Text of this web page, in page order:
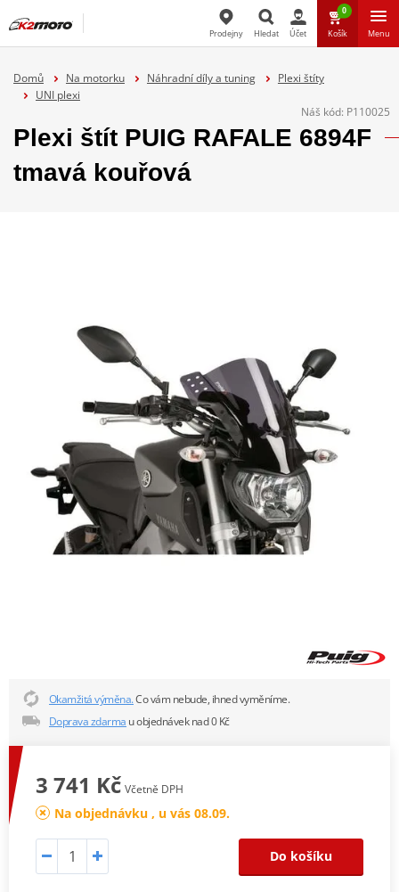
Prodejny Hledat Účet
0
Košík Menu
Domů Na motorku Náhradní díly a tuning
Plexi štíty
UNI plexi
Náš kód: P110025
Plexi štít PUIG RAFALE 6894F
tmavá kouřová
Okamžitá výměna.Co vám nebude, ihned vyměníme.
Doprava zdarma u objednávek nad 0 Kč
3 741 Kč Včetně DPH
Na objednávku , u vás 08.09.
Do košíku